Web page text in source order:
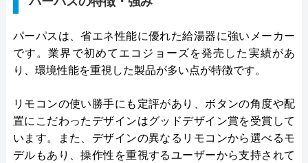
パーパスは、省エネ性能に優れた給湯器に強いメーカー
です。業界で初めてエコジョーズを発売した実績があ
り、環境性能を重視した製品が多い点が特徴です。
リモコンの使い勝手にも定評があり、ボタンの角度や配
置にこだわったデザインはグッドデザイン賞を受賞して
います。また、デザインの異なるリモコンから選べるモ
デルもあり、操作性を重視するユーザーから支持されて